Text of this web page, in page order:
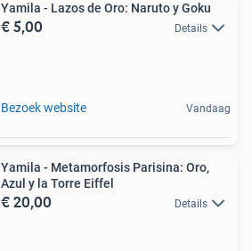
Yamila - Lazos de Oro: Naruto y Goku
€ 5,00 Details
Bezoek website Vandaag
Yamila - Metamorfosis Parisina: Oro,
Azul y la Torre Eiffel
€ 20,00 Details